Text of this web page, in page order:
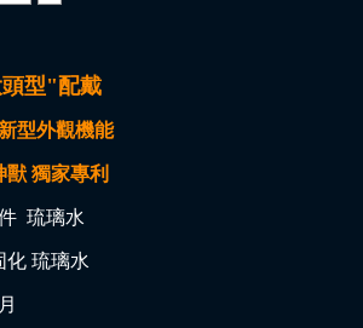
型"配戴
型外觀機能
獸 獨家專利
琉璃水
化 琉璃水